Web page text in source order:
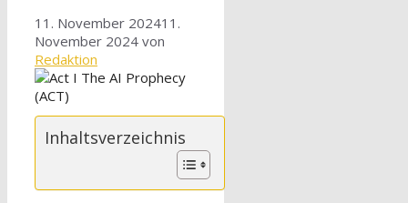
11. November 202411.
November 2024 von
Redaktion
Inhaltsverzeichnis